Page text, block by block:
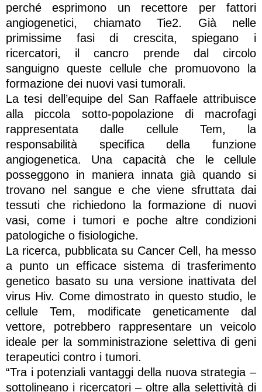
perché esprimono un recettore per fattori
angiogenetici, chiamato Tie2. Già nelle
primissime fasi di crescita, spiegano i
ricercatori, il cancro prende dal circolo
sanguigno queste cellule che promuovono la
formazione dei nuovi vasi tumorali.
La tesi dell’equipe del San Raffaele attribuisce
alla piccola sotto-popolazione di macrofagi
rappresentata dalle cellule Tem, la
responsabilità specifica della funzione
angiogenetica. Una capacità che le cellule
posseggono in maniera innata già quando si
trovano nel sangue e che viene sfruttata dai
tessuti che richiedono la formazione di nuovi
vasi, come i tumori e poche altre condizioni
patologiche o fisiologiche.
La ricerca, pubblicata su Cancer Cell, ha messo
a punto un efficace sistema di trasferimento
genetico basato su una versione inattivata del
virus Hiv. Come dimostrato in questo studio, le
cellule Tem, modificate geneticamente dal
vettore, potrebbero rappresentare un veicolo
ideale per la somministrazione selettiva di geni
terapeutici contro i tumori.
“Tra i potenziali vantaggi della nuova strategia –
sottolineano i ricercatori – oltre alla selettività di